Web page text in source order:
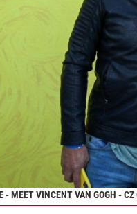
- MEET VINCENT VAN GOGH -